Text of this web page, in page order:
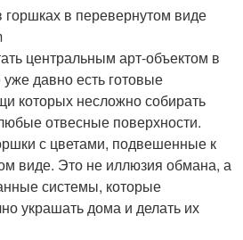
горшках в перевернутом виде
центральным арт-объектом в
давно есть готовые
которых несложно собирать
отвесные поверхности.
с цветами, подвешенные к
виде. Это не иллюзия обмана, а
системы, которые
украшать дома и делать их